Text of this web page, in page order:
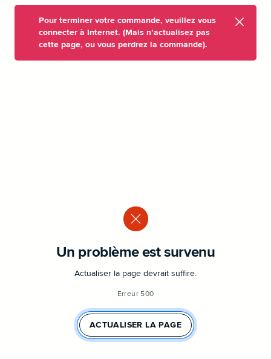
Pour terminer votre commande, veuillez vous
connecter à Internet. (Mais n’actualisez pas
cette page, ou vous perdrez la commande).
Un problème est survenu
Actualiser la page devrait suffire.
Erreur 500
ACTUALISER LA PAGE